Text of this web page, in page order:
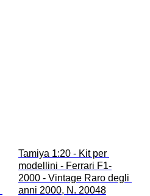
Tamiya 1:20 - Kit per
modellini - Ferrari F1-
2000 - Vintage Raro degli
anni 2000, N. 20048